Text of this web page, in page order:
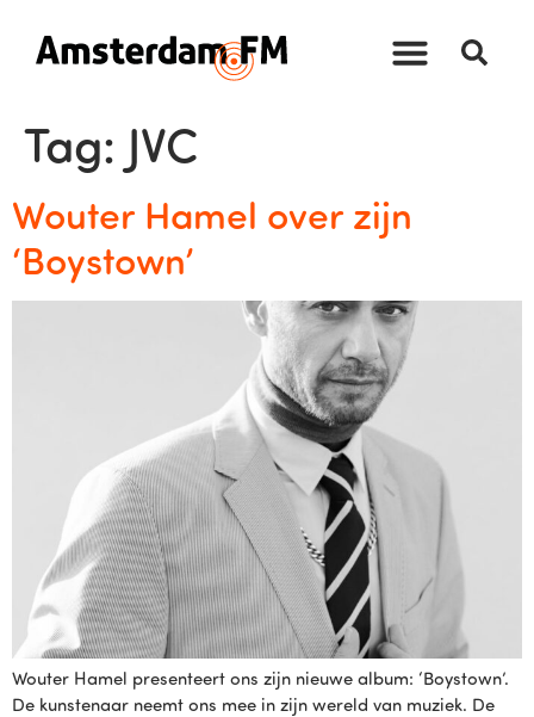
Tag: JVC
Wouter Hamel over zijn
‘Boystown’
Wouter Hamel presenteert ons zijn nieuwe album: ‘Boystown’.
De kunstenaar neemt ons mee in zijn wereld van muziek. De